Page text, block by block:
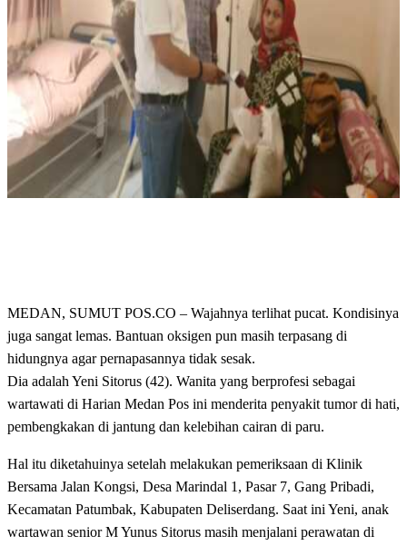
MEDAN, SUMUT POS.CO – Wajahnya terlihat pucat. Kondisinya
juga sangat lemas. Bantuan oksigen pun masih terpasang di
hidungnya agar pernapasannya tidak sesak.
Dia adalah Yeni Sitorus (42). Wanita yang berprofesi sebagai
wartawati di Harian Medan Pos ini menderita penyakit tumor di hati,
pembengkakan di jantung dan kelebihan cairan di paru.
Hal itu diketahuinya setelah melakukan pemeriksaan di Klinik
Bersama Jalan Kongsi, Desa Marindal 1, Pasar 7, Gang Pribadi,
Kecamatan Patumbak, Kabupaten Deliserdang. Saat ini Yeni, anak
wartawan senior M Yunus Sitorus masih menjalani perawatan di